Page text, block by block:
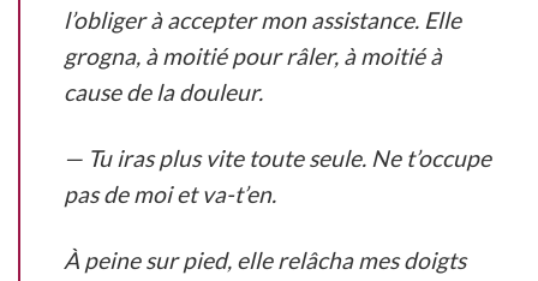
l’obliger à accepter mon assistance. Elle
grogna, à moitié pour râler, à moitié à
cause de la douleur.
— Tu iras plus vite toute seule. Ne t’occupe
pas de moi et va-t’en.
À peine sur pied, elle relâcha mes doigts